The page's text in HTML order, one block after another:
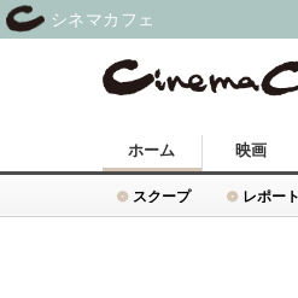
ホーム
スクープ レポート
映画
シネマカフェ